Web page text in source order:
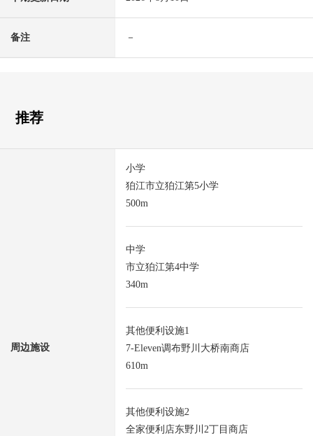
备注 －
推荐
周边施设
小学
狛江市立狛江第5小学
500m
中学
市立狛江第4中学
340m
其他便利设施1
7-Eleven调布野川大桥南商店
610m
其他便利设施2
全家便利店东野川2丁目商店